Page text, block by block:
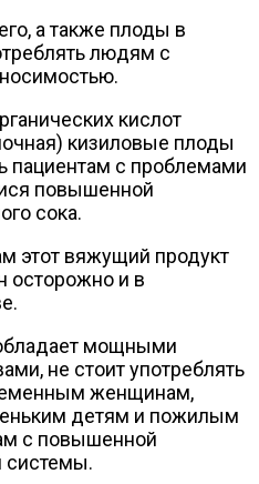
а также плоды в
людям с
кислот
кизиловые плоды
пациентам с проблемами
повышенной
сока.
этот вяжущий продукт
осторожно и в
мощными
не стоит употреблять
женщинам,
детям и пожилым
с повышенной
системы.